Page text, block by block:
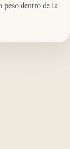
peso dentro de la